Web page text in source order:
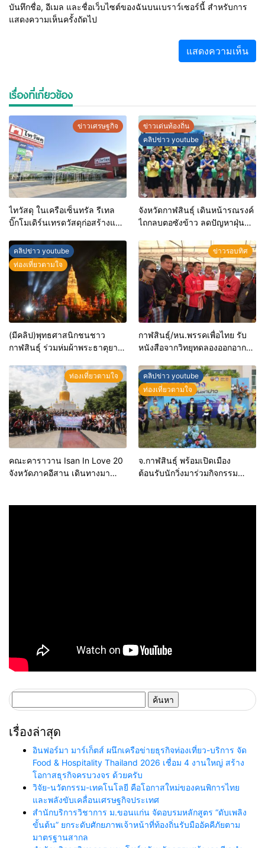
บันทึกชื่อ, อีเมล และชื่อเว็บไซต์ของฉันบนเบราว์เซอร์นี้ สำหรับการ
แสดงความเห็นครั้งถัดไป
เรื่องที่เกี่ยวข้อง
ข่าวเศรษฐกิจ
ไทวัสดุ ในเครือเซ็นทรัล รีเทล
บิ๊กโมเดิร์นเทรดวัสดุก่อสร้างและ
วัสดุ สาขากาฬสินธุ์” นับเป็น
สาขาแรกของปี ลุยเสริมทัพ
อีสานตอนกลาง
ข่าวเด่นท้องถิ่น
คลิปข่าว youtube
จังหวัดกาฬสินธุ์ เดินหน้ารณรงค์
ไถกลบตอซังข้าว ลดปัญหาฝุ่น
อากาศ ผ่านโครงการเรน “ไม่เผา
ในลุ่มน้ำชี”
คลิปข่าว youtube
ท่องเที่ยวตามใจ
(มีคลิป)พุทธศาสนิกชนชาว
กาฬสินธุ์ ร่วมห่มผ้าพระธาตุยาคู
ประทีป 3,000 ดวง และเวียน
เทียนรอบพระธาตุยาคู เนื่องใน
วันมาฆบูชา
ข่าวรอบทิศ
กาฬสินธุ์/หน.พรรคเพื่อไทย รับ
หนังสือจากวิทยุทดลองออกอากาศ
แก้กฎหมาย ให้วิทยุทดลองออ
กอากศ เปลี่ยนเป็น ” วิทยุภาค
ประชาชน” และออกอากาศต่อ
หลังจากปี 2567
ท่องเที่ยวตามใจ
คณะคาราวาน Isan In Love 20
จังหวัดภาคอีสาน เดินทางมา
คลิปข่าว youtube
ท่องเที่ยวตามใจ
จ.กาฬสินธุ์ พร้อมเปิดเมือง
ต้อนรับนักวิ่งมาร่วมกิจกรรม
สำหรับ:
เรื่องล่าสุด
อินฟอร์มา มาร์เก็ตส์ ผนึกเครือข่ายธุรกิจท่องเที่ยว-บริการ จัด
Food & Hospitality Thailand 2026 เชื่อม 4 งานใหญ่ สร้าง
โอกาสธุรกิจครบวงจร ด้วยครับ
วิจัย-นวัตกรรม-เทคโนโลยี คือโอกาสใหม่ของคนพิการไทย
และพลังขับเคลื่อนเศรษฐกิจประเทศ
สำนักบริการวิชาการ ม.ขอนแก่น จัดอบรมหลักสูตร “ดับเพลิง
ขั้นต้น” ยกระดับศักยภาพเจ้าหน้าที่ท้องถิ่นรับมืออัคคีภัยตาม
มาตรฐานสากล